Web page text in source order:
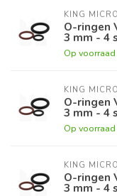
KING
O-ringen
3 mm - 4
Op voorraad
KING
O-ringen
3 mm - 4
Op voorraad
KING
O-ringen
3 mm - 4